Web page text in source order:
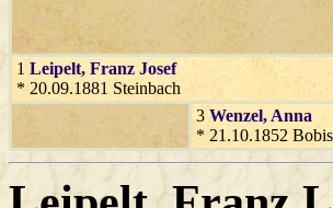
1 Leipelt, Franz Josef
* 20.09.1881 Steinbach
3 Wenzel, Anna
* 21.10.1852